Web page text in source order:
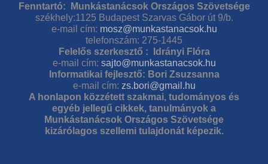
Fenntartó: Munkástanácsok Országos Szövetsége
székhely:1125 Budapest Szarvas Gábor út 9/b.
e-mail cím: mosz@munkastanacsok.hu
telefonszám: 275-1445
Felelős szerkesztő : Idrányi Flóra
e-mail cím: sajto@munkastanacsok.hu
Informatikai fejlesztő: Bori Zsuzsanna
e-mail cím: zs.bori@gmail.hu
A honlapon közzétett szakmai, tudományos és
egyéb jellegű cikkek, tanulmányok a
Munkástanácsok Országos Szövetsége
kizárólagos szellemi tulajdonát képezik.